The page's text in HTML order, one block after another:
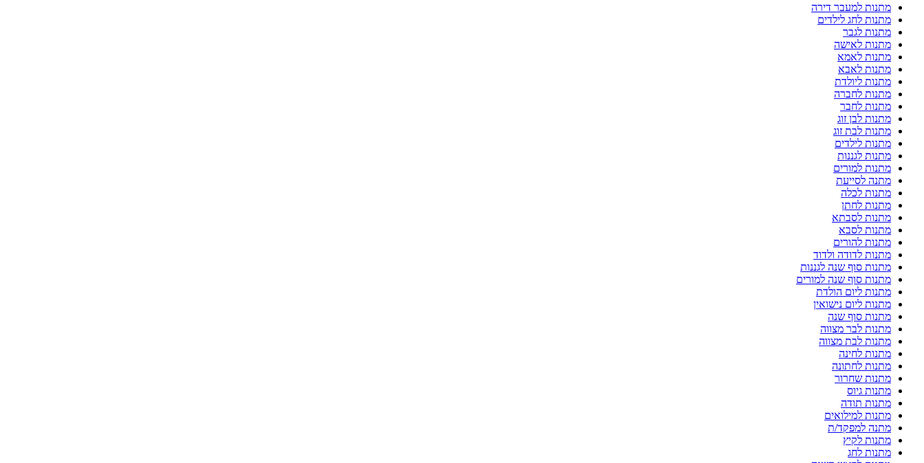
מתנות למעבר דירה
מתנות לחג לילדים
מתנות לגבר
מתנות לאישה
מתנות לאמא
מתנות לאבא
מתנות ליולדת
מתנות לחברה
מתנות לחבר
מתנות לבן זוג
מתנות לבת זוג
מתנות לילדים
מתנות לגננות
מתנות למורים
מתנה לסייעת
מתנות לכלה
מתנות לחתן
מתנות לסבתא
מתנות לסבא
מתנות להורים
מתנות לדודה ולדוד
מתנות סוף שנה לגננות
מתנות סוף שנה למורים
מתנות ליום הולדת
מתנות ליום נישואין
מתנות סוף שנה
מתנות לבר מצווה
מתנות לבת מצווה
מתנות לחינה
מתנות לחתונה
מתנות שחרור
מתנות גיוס
מתנות תודה
מתנות למילואים
מתנה למפקד/ת
מתנות לקיץ
מתנות לחג